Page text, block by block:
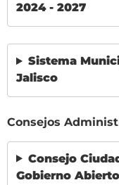
2024 - 2027
Sistema
Jalisco
Consejos
Consejo
Gobierno